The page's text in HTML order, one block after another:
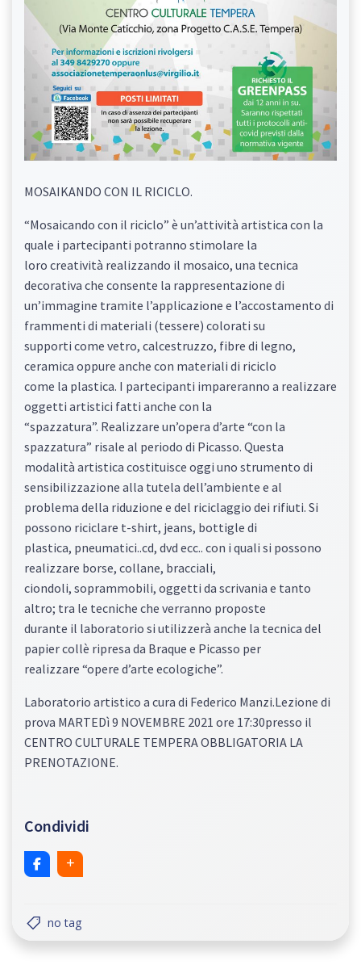
MOSAIKANDO CON IL RICICLO.
“Mosaicando con il riciclo” è un’attività artistica con la
quale i partecipanti potranno stimolare la
loro creatività realizzando il mosaico, una tecnica
decorativa che consente la rappresentazione di
un’immagine tramite l’applicazione e l’accostamento di
frammenti di materiali (tessere) colorati su
supporti come vetro, calcestruzzo, fibre di legno,
ceramica oppure anche con materiali di riciclo
come la plastica. I partecipanti impareranno a realizzare
oggetti artistici fatti anche con la
“spazzatura”. Realizzare un’opera d’arte “con la
spazzatura” risale al periodo di Picasso. Questa
modalità artistica costituisce oggi uno strumento di
sensibilizzazione alla tutela dell’ambiente e al
problema della riduzione e del riciclaggio dei rifiuti. Si
possono riciclare t-shirt, jeans, bottigle di
plastica, pneumatici..cd, dvd ecc.. con i quali si possono
realizzare borse, collane, bracciali,
ciondoli, soprammobili, oggetti da scrivania e tanto
altro; tra le tecniche che verranno proposte
durante il laboratorio si utilizzerà anche la tecnica del
papier collè ripresa da Braque e Picasso per
realizzare “opere d’arte ecologiche”.
Laboratorio artistico a cura di Federico Manzi.Lezione di
prova MARTEDì 9 NOVEMBRE 2021 ore 17:30presso il
CENTRO CULTURALE TEMPERA OBBLIGATORIA LA
PRENOTAZIONE.
Condividi
no tag